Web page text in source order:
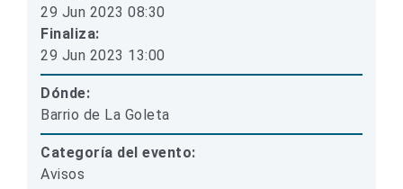
29 Jun 2023 08:30
Finaliza:
29 Jun 2023 13:00
Dónde:
Barrio de La Goleta
Categoría del evento:
Avisos